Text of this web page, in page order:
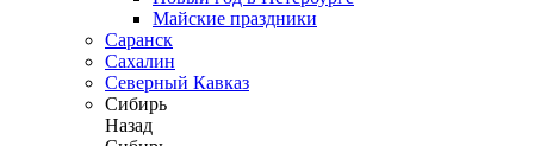
Майские праздники
Саранск
Сахалин
Северный Кавказ
Сибирь
Назад